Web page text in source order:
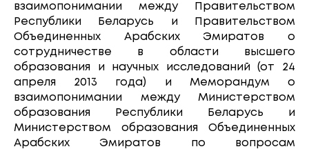
взаимопонимании между Правительством
Республики Беларусь и Правительством
Объединенных Арабских Эмиратов о
сотрудничестве в области высшего
образования и научных исследований (от 24
апреля 2013 года) и Меморандум о
взаимопонимании между Министерством
образования Республики Беларусь и
Министерством образования Объединенных
Арабских Эмиратов по вопросам